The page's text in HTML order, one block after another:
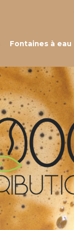
Fontaines à eau